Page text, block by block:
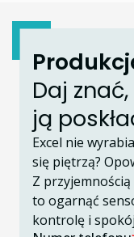
Daj
ją
Excel nie
się piętrzą?
Z
to ogarnąć
kontrolę i